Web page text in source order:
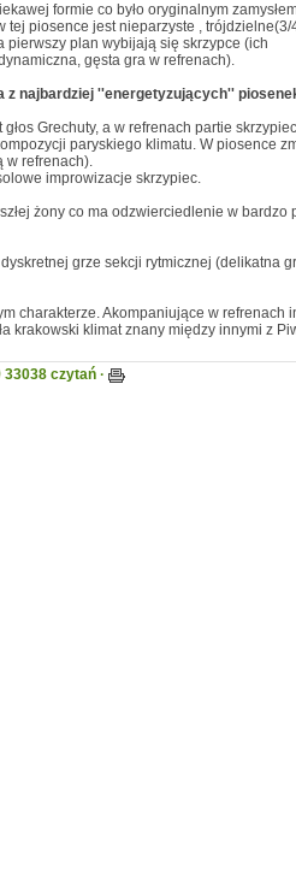
formie co było oryginalnym
tej piosence jest nieparzyste , trójdzielne(3/
pierwszy plan wybijają się skrzypce (ich
gęsta gra w refrenach).
najbardziej ''energetyzujących''
Grechuty, a w refrenach partie
paryskiego klimatu. W piosence
w refrenach).
improwizacje skrzypiec.
żony co ma odzwierciedlenie w bardzo
grze sekcji rytmicznej (delikatna
charakterze. Akompaniujące w refrenach
krakowski klimat znany między innymi z
33038 czytań ·